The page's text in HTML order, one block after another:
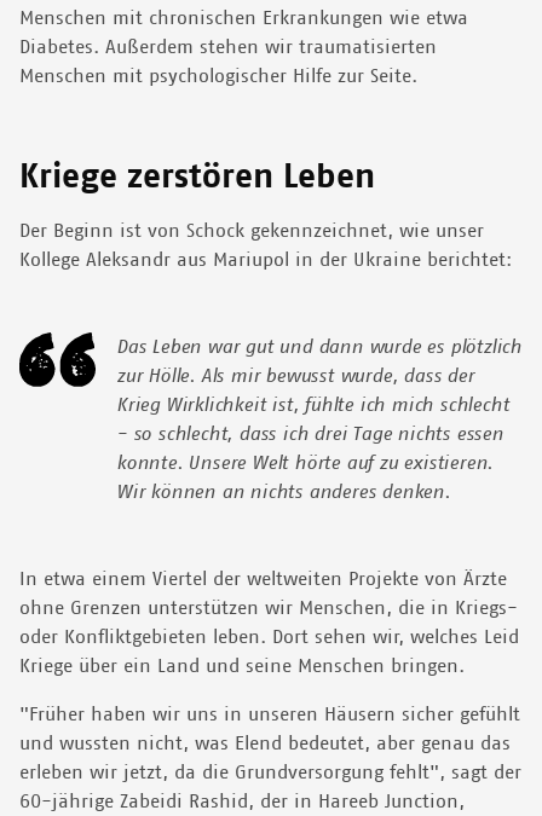
Menschen mit chronischen Erkrankungen wie etwa
Diabetes. Außerdem stehen wir traumatisierten
Menschen mit psychologischer Hilfe zur Seite.
Kriege zerstören Leben
Der Beginn ist von Schock gekennzeichnet, wie unser
Kollege Aleksandr aus Mariupol in der Ukraine berichtet:
Das Leben war gut und dann wurde es plötzlich
zur Hölle. Als mir bewusst wurde, dass der
Krieg Wirklichkeit ist, fühlte ich mich schlecht
- so schlecht, dass ich drei Tage nichts essen
konnte. Unsere Welt hörte auf zu existieren.
Wir können an nichts anderes denken.
In etwa einem Viertel der weltweiten Projekte von Ärzte
ohne Grenzen unterstützen wir Menschen, die in Kriegs-
oder Konfliktgebieten leben. Dort sehen wir, welches Leid
Kriege über ein Land und seine Menschen bringen.
"Früher haben wir uns in unseren Häusern sicher gefühlt
und wussten nicht, was Elend bedeutet, aber genau das
erleben wir jetzt, da die Grundversorgung fehlt", sagt der
60-jährige Zabeidi Rashid, der in Hareeb Junction,